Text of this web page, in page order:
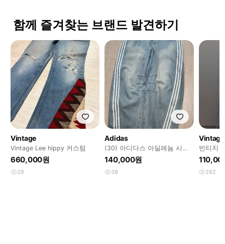
함께 즐겨찾는 브랜드 발견하기
Vintage
Vintage Lee hippy 커스텀
660,000원
28
Adidas
(30) 아디다스 아딜레늄 시즌
3 바나나 피티드 워시드 데님
팬츠 블루
140,000원
38
Vintage
빈티지
플레어
262